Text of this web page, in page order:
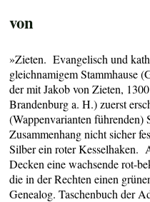
von
»Zieten. Evangelisch und
gleichnamigem Stammhause
der mit Jakob von Zieten,
Brandenburg a. H.) zuerst
(Wappenvarianten führenden)
Zusammenhang nicht sicher
Silber ein roter Kesselhaken.
Decken eine wachsende rot-
die in der Rechten einen
Genealog. Taschenbuch der